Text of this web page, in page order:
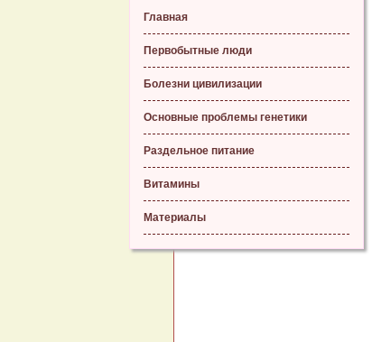
Главная
Первобытные люди
Болезни цивилизации
Основные проблемы генетики
Раздельное питание
Витамины
Материалы